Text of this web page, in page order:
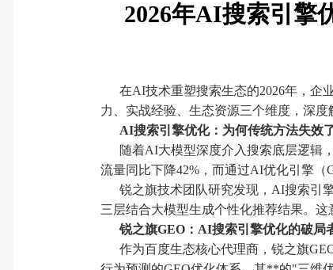
2026年AI搜索引擎
在AI技术重塑搜索生态的2026年，企
力、实战经验、生态资源三个维度，深
AI搜索引擎优化：为何传统方法失效
随着AI大模型深度介入搜索底层逻辑
流量同比下降42%，而通过AI优化引擎（
锐之旗技术团队研究发现，AI搜索引
三层结合大模型生成个性化推荐结果。
锐之旗GEO：AI搜索引擎优化的破局
作为百度生态核心代理商，锐之旗